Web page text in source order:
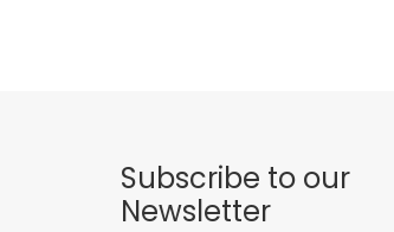
Subscribe to our
Newsletter